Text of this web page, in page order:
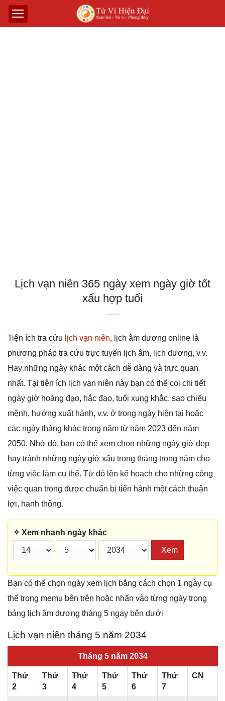
Lịch vạn niên 365 ngày xem ngày giờ tốt
xấu hợp tuổi
Tiện ích tra cứu lịch vạn niên, lịch âm dương online là
phương pháp tra cứu trực tuyến lịch âm, lịch dương, v.v.
Hay những ngày khác một cách dễ dàng và trực quan
nhất. Tại tiện ích lịch vạn niên này bạn có thể coi chi tiết
ngày giờ hoàng đạo, hắc đạo, tuổi xung khắc, sao chiếu
mệnh, hướng xuất hành, v.v. ở trong ngày hiện tại hoặc
các ngày tháng khác trong năm từ năm 2023 đến năm
2050. Nhờ đó, bạn có thể xem chọn những ngày giờ đẹp
hay tránh những ngày giờ xấu trong tháng trong năm cho
từng việc làm cụ thể. Từ đó lên kế hoạch cho những công
việc quan trọng được chuẩn bị tiến hành một cách thuận
lợi, hanh thông.
✧ Xem nhanh ngày khác
Xem
Bạn có thể chọn ngày xem lịch bằng cách chọn 1 ngày cụ
thể trong memu bên trên hoặc nhấn vào từng ngày trong
bảng lịch âm dương tháng 5 ngay bên dưới
Lịch vạn niên tháng 5 năm 2034
Tháng 5 năm 2034
Thứ
2
Thứ
3
Thứ
4
Thứ
5
Thứ
6
Thứ
7
CN